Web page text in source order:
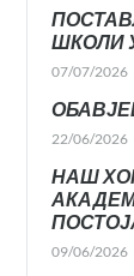
ШКОЛИ
07/07/2026
22/06/2026
НАШ
09/06/2026